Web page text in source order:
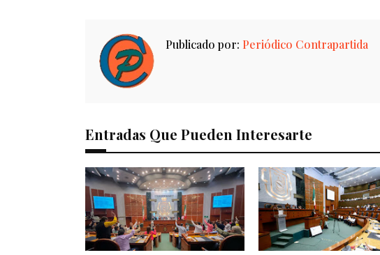
Publicado por: Periódico Contrapartida
Entradas Que Pueden Interesarte